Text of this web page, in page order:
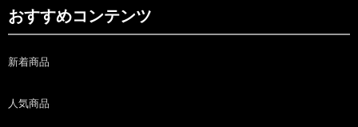
おすすめコンテンツ
新着商品
人気商品